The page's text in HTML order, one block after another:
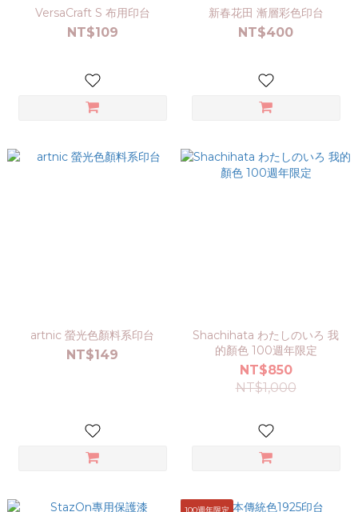
VersaCraft S 布用印台
NT$109
新春花田 漸層彩色印台
NT$400
artnic 螢光色顏料系印台
NT$149
Shachihata わたしのいろ 我
的顏色 100週年限定
NT$850
NT$1,000
100週年限定